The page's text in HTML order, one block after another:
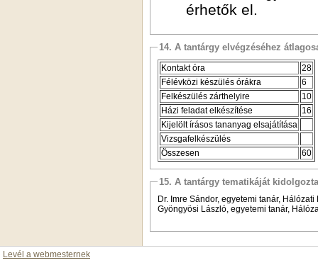
érhetők el.
14. A tantárgy elvégzéséhez
Kontakt óra
28
Félévközi készülés órákra
6
Felkészülés zárthelyire
10
Házi feladat elkészítése
16
Kijelölt írásos tananyag elsajátítása
Vizsgafelkészülés
Összesen
60
15. A tantárgy tematikáját kidolgozta
Dr. Imre Sándor, egyetemi tanár,
Gyöngyösi László, egyetemi tanár,
Levél a webmesternek